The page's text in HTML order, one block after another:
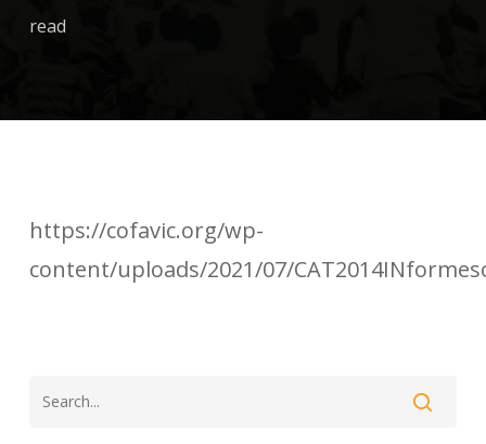
read
https://cofavic.org/wp-
content/uploads/2021/07/